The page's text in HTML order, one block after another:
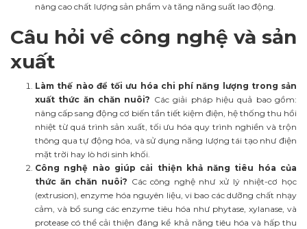
nâng cao chất lượng sản phẩm và tăng năng suất lao động.
Câu hỏi về công nghệ và sản
xuất
Làm thế nào để tối ưu hóa chi phí năng lượng trong sản
xuất thức ăn chăn nuôi? Các giải pháp hiệu quả bao gồm:
nâng cấp sang động cơ biến tần tiết kiệm điện, hệ thống thu hồi
nhiệt từ quá trình sản xuất, tối ưu hóa quy trình nghiền và trộn
thông qua tự động hóa, và sử dụng năng lượng tái tạo như điện
mặt trời hay lò hơi sinh khối.
Công nghệ nào giúp cải thiện khả năng tiêu hóa của
thức ăn chăn nuôi? Các công nghệ như xử lý nhiệt-cơ học
(extrusion), enzyme hóa nguyên liệu, vi bao các dưỡng chất nhạy
cảm, và bổ sung các enzyme tiêu hóa như phytase, xylanase, và
protease có thể cải thiện đáng kể khả năng tiêu hóa và hấp thu